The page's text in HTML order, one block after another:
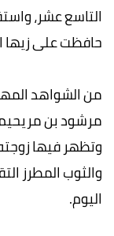
التاسع عشر،
حافظت على زيها
من الشواهد المهمة
مرشود بن
وتظهر فيها
والثوب المطرز
اليوم.